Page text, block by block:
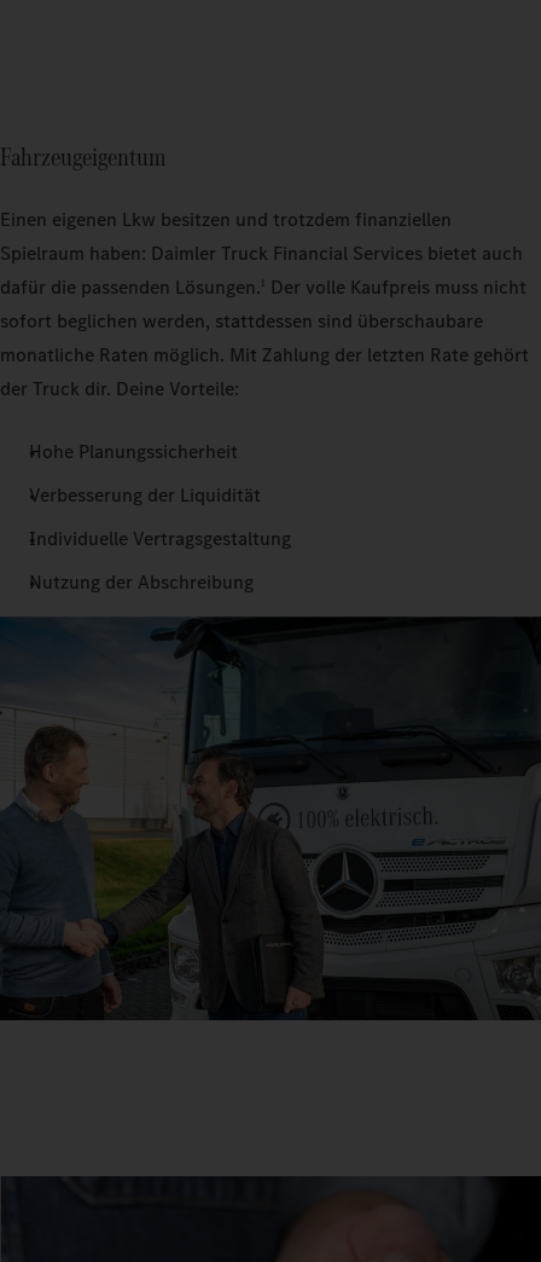
Fahrzeugeigentum
Einen eigenen Lkw besitzen und trotzdem finanziellen
Spielraum haben: Daimler Truck Financial Services bietet auch
dafür die passenden Lösungen.1 Der volle Kaufpreis muss nicht
sofort beglichen werden, stattdessen sind überschaubare
monatliche Raten möglich. Mit Zahlung der letzten Rate gehört
der Truck dir. Deine Vorteile:
Hohe Planungssicherheit
Verbesserung der Liquidität
Individuelle Vertragsgestaltung
Nutzung der Abschreibung